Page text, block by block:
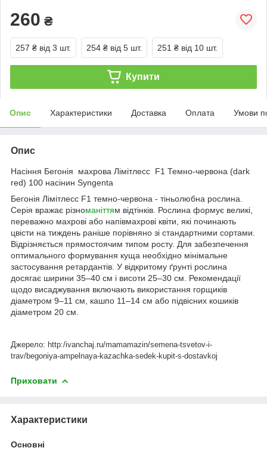
260 ₴
257 ₴ від 3 шт. 254 ₴ від 5 шт. 251 ₴ від 10 шт.
Купити
Опис Характеристики Доставка Оплата Умови
Опис
Насіння Бегонія махрова Лімітлесс F1 Темно-червона (dark
red) 100 насінин Syngenta
Бегонія Лімітлесс F1 темно-червона - тіньолюбна рослина.
Серія вражає різноманіттям відтінків. Рослина формує великі,
переважно махрові або напівмахрові квіти, які починають
цвісти на тиждень раніше порівняно зі стандартними сортами.
Відрізняється прямостоячим типом росту. Для забезпечення
оптимального формування куща необхідно мінімальне
застосування ретардантів. У відкритому ґрунті рослина
досягає ширини 35–40 см і висоти 25–30 см. Рекомендації
щодо висаджування включають використання горщиків
діаметром 9–11 см, кашпо 11–14 см або підвісних кошиків
діаметром 20 см.
Джерело: http:/ivanchaj.ru/mamamazin/semena-tsvetov-i-
trav/begoniya-ampelnaya-kazachka-sedek-kupit-s-dostavkoj
Приховати
Характеристики
Основні